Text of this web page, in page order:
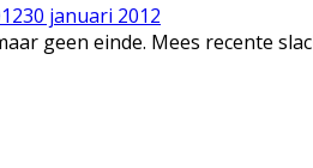
30 januari 2012
geen einde. Mees recente